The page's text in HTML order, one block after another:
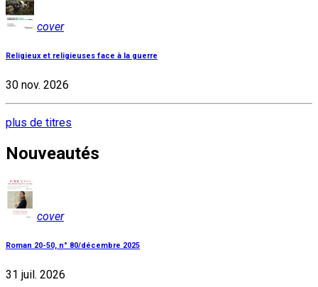
cover
Religieux et religieuses face à la guerre
30 nov. 2026
plus de titres
Nouveautés
cover
Roman 20-50, n° 80/décembre 2025
31 juil. 2026